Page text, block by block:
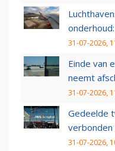
31-07-2026,
Einde van
neemt
31-07-2026,
Gedeelde
verbonden
31-07-2026,